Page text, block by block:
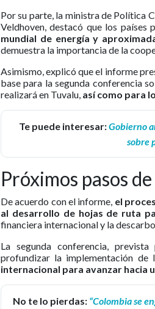
Por su parte, la ministra de Política
Veldhoven, destacó que los países
mundial de energía y
demuestra la importancia de la
Asimismo, explicó que el informe
base para la segunda conferencia
realizará en Tuvalu, así como para
Te puede interesar:Gobierno
sobre
Próximos pasos
De acuerdo con el informe, el
al desarrollo de hojas de ruta
financiera internacional y la
La segunda conferencia,
profundizar la implementación de
internacional para avanzar hacia
No te lo pierdas: “Colombia se